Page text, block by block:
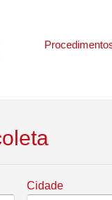
Cidade